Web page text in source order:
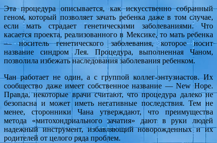
Эта процедура описывается, как искусственно собранный
геном, который позволяет зачать ребенка даже в том случае,
если мать страдает генетическими заболеваниями. Что
касается проекта, реализованного в Мексике, то мать ребенка
— носитель генетического заболевания, которое носит
название синдром Лея. Процедура, выполненная Чаном,
позволила избежать наследования заболевания ребенком.
Чан работает не один, а с группой коллег-энтузиастов. Их
сообщество даже имеет собственное название — New Hope.
Правда, некоторые врачи считают, что процедура далеко не
безопасна и может иметь негативные последствия. Тем не
менее, сторонники Чана утверждают, что преимущества
метода «митохондриального зачатия» дают в руки людей
надежный инструмент, избавляющий новорожденных и их
родителей от целого ряда проблем.